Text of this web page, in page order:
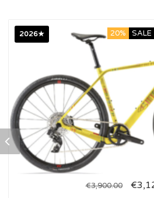
2026★ 20% SALE
€3,900.00 €